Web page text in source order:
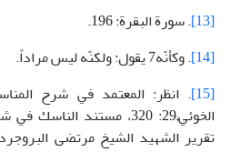
[13]
. سورة البقرة: 196.
[14]
. وكأنّه7 يقول: ولكنّه ليس مراداً.
[15]